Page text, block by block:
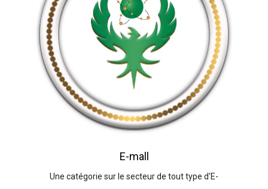
E-mall
Une catégorie sur le secteur de tout type d'E-